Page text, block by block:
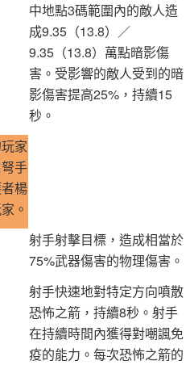
中地點3碼範圍內的敵人造
成9.35（13.8）／
9.35（13.8）萬點暗影傷
害。受影響的敵人受到的暗
影傷害提高25%，持續15
秒。
家
手
楊
。
射手射擊目標，造成相當於
75%武器傷害的物理傷害。
射手快速地對特定方向噴散
恐怖之箭，持續8秒。射手
在持續時間內獲得對嘲諷免
疫的能力。每次恐怖之箭的